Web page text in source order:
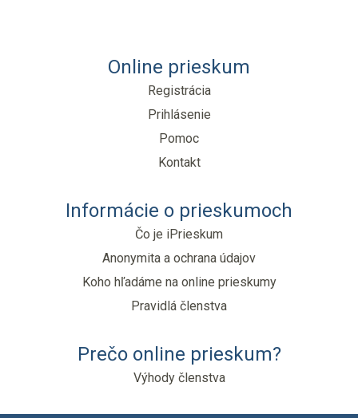
Online prieskum
Registrácia
Prihlásenie
Pomoc
Kontakt
Informácie o prieskumoch
Čo je iPrieskum
Anonymita a ochrana údajov
Koho hľadáme na online prieskumy
Pravidlá členstva
Prečo online prieskum?
Výhody členstva